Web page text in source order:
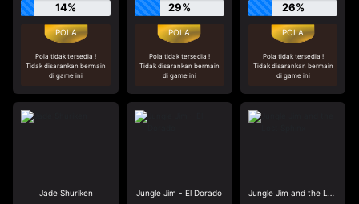
14%
Pola tidak tersedia !
Tidak disarankan bermain
di game ini
29%
Pola tidak tersedia !
Tidak disarankan bermain
di game ini
26%
Pola tidak tersedia !
Tidak disarankan bermain
di game ini
Jade Shuriken Jungle Jim - El Dorado Jungle Jim and the Lost Sphinx